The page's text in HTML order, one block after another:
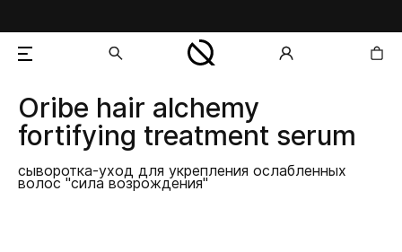
добавлен в корзину
Oribe hair alchemy
fortifying treatment serum
сыворотка-уход для укрепления ослабленных
волос "сила возрождения"